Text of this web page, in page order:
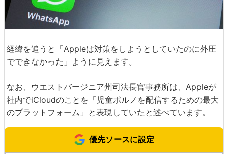
経緯を追うと「Appleは対策をしようとしていたのに外圧
でできなかった」ように見えます。
なお、ウエストバージニア州司法長官事務所は、Appleが
社内でiCloudのことを「児童ポルノを配信するための最大
のプラットフォーム」と表現していたと述べています。
優先ソースに設定